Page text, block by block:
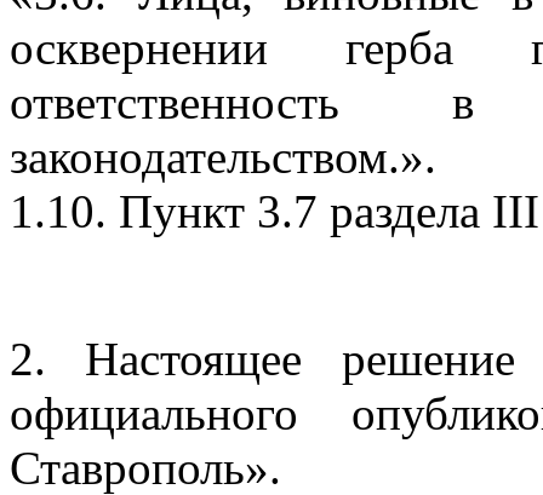
осквернении герба
ответственность в
законодательством.».
1.10. Пункт 3.7 раздела
2. Настоящее
официального
Ставрополь».